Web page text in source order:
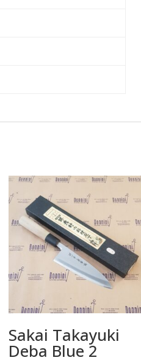
Sakai Takayuki
Deba Blue 2